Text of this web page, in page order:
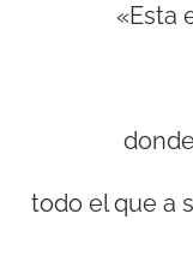
«Esta
todo el que a